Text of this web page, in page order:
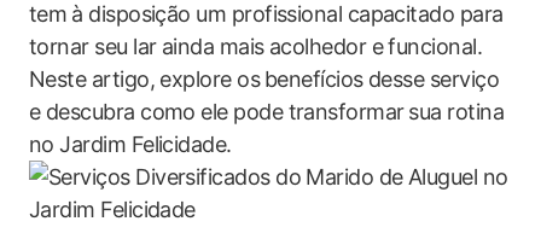
tem⁤ à disposição um profissional capacitado​ para
tornar seu lar‍ ainda mais acolhedor e funcional.
Neste artigo, explore os⁤ benefícios desse serviço
e descubra como ele pode‍ transformar ⁣sua‌ rotina
no Jardim Felicidade.